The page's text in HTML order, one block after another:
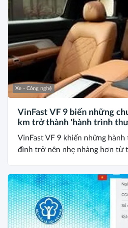
Xe - Công nghệ
VinFast VF 9 biến những
km trở thành 'hành trình
VinFast VF 9 khiến những hành
đình trở nên nhẹ nhàng hơn từ